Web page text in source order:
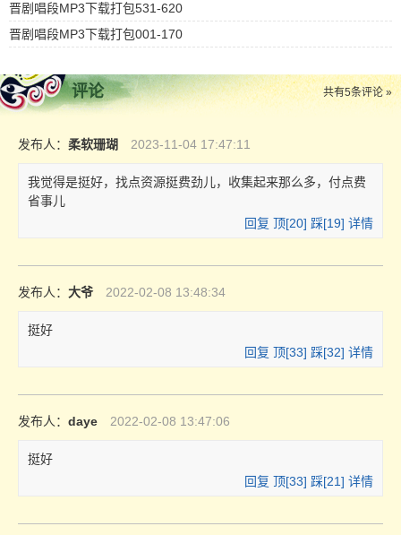
晋剧唱段MP3下载打包531-620
晋剧唱段MP3下载打包001-170
评论 共有5条评论 »
发布人： 柔软珊瑚 2023-11-04 17:47:11
我觉得是挺好，找点资源挺费劲儿，收集起来那么多，付点费
省事儿
回复 顶[20] 踩[19] 详情
发布人： 大爷 2022-02-08 13:48:34
挺好
回复 顶[33] 踩[32] 详情
发布人： daye 2022-02-08 13:47:06
挺好
回复 顶[33] 踩[21] 详情